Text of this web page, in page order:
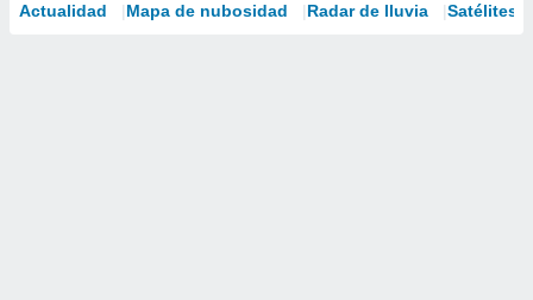
Actualidad Mapa de nubosidad Radar de lluvia Satélites